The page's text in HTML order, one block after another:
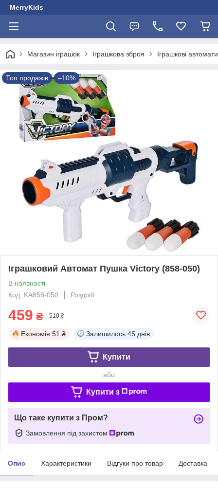
MerryKids
Магазин іграшок Іграшкова зброя Іграшкові автомати
Топ продажів –10%
Іграшковий Автомат Пушка Victory (858-050)
В наявності
Код: KA858-050
Роздріб
459 ₴ 510 ₴
Економія 51 ₴ Залишилось 45 днів
Купити
або
Купити з
Що таке купити з Пром?
Замовлення під захистом
Опис Характеристики Відгуки про товар Доставка